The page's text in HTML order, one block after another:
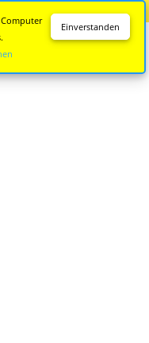
Einverstanden